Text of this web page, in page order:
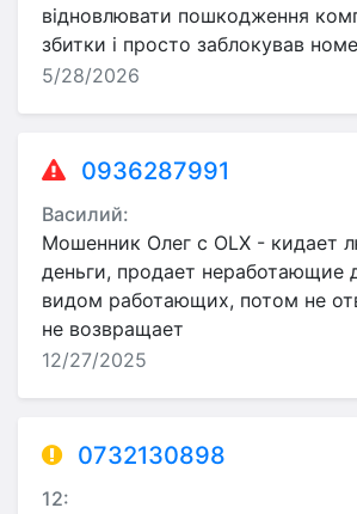
відновлювати пошкодження
збитки і просто заблокував
5/28/2026
0936287991
Василий:
Мошенник Олег с OLX - кидает
деньги, продает неработающие
видом работающих, потом не
не возвращает
12/27/2025
0732130898
12: